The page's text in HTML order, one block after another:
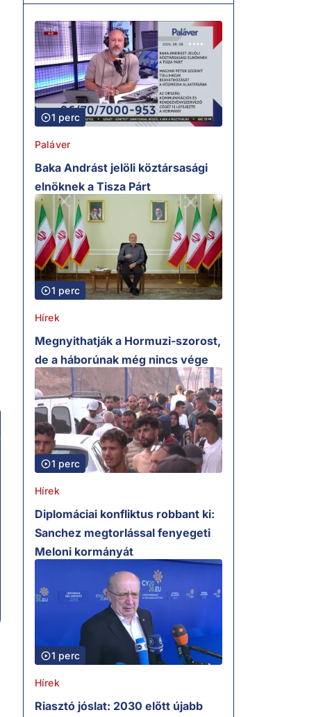
1 perc
Paláver
Baka Andrást jelöli köztársasági
elnöknek a Tisza Párt
1 perc
Hírek
Megnyithatják a Hormuzi-szorost,
de a háborúnak még nincs vége
1 perc
Hírek
Diplomáciai konfliktus robbant ki:
Sanchez megtorlással fenyegeti
Meloni kormányát
1 perc
Hírek
Riasztó jóslat: 2030 előtt újabb